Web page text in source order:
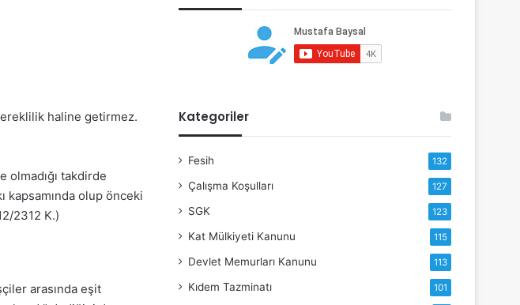
haline getirmez.
olmadığı takdirde
kapsamında olup önceki
2312 K.)
arasında eşit
Kategoriler
Fesih 132
Çalışma Koşulları 127
SGK 123
Kat Mülkiyeti Kanunu 115
Devlet Memurları Kanunu 113
Kıdem Tazminatı 101